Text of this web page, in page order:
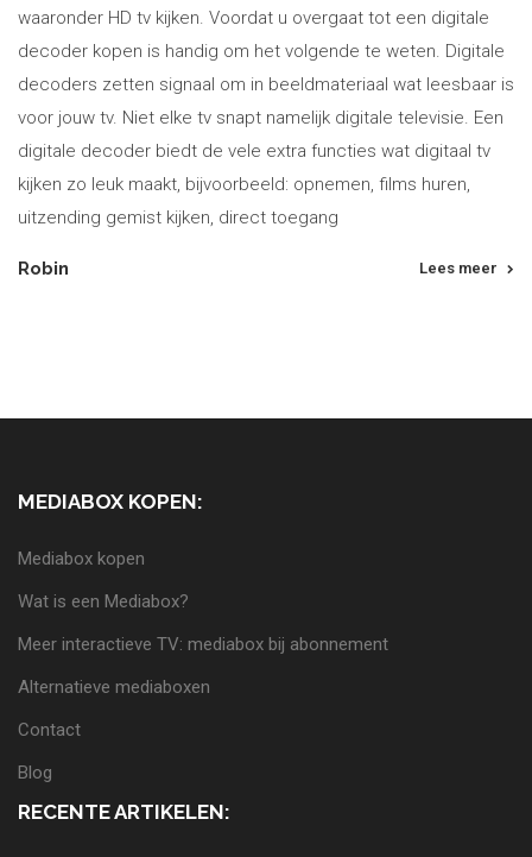
waaronder HD tv kijken. Voordat u overgaat tot een digitale
decoder kopen is handig om het volgende te weten. Digitale
decoders zetten signaal om in beeldmateriaal wat leesbaar is
voor jouw tv. Niet elke tv snapt namelijk digitale televisie. Een
digitale decoder biedt de vele extra functies wat digitaal tv
kijken zo leuk maakt, bijvoorbeeld: opnemen, films huren,
uitzending gemist kijken, direct toegang
Robin Lees meer
MEDIABOX KOPEN:
Mediabox kopen
Wat is een Mediabox?
Meer interactieve TV: mediabox bij abonnement
Alternatieve mediaboxen
Contact
Blog
RECENTE ARTIKELEN: